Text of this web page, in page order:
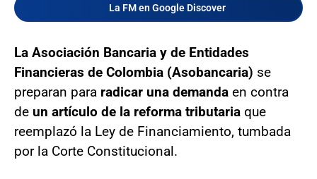
La FM en Google Discover
La Asociación Bancaria y de Entidades
Financieras de Colombia (Asobancaria) se
preparan para radicar una demanda en contra
de un artículo de la reforma tributaria que
reemplazó la Ley de Financiamiento, tumbada
por la Corte Constitucional.